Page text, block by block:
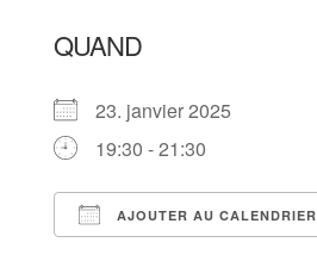
QUAND
23. janvier 2025
19:30 - 21:30
AJOUTER AU CALENDRIER